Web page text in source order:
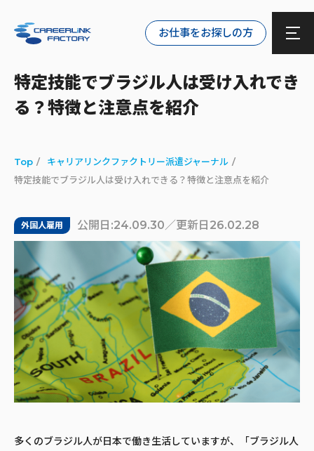
お仕事をお探しの方
特定技能でブラジル人は受け入れでき
る？特徴と注意点を紹介
Top
キャリアリンクファクトリー派遣ジャーナル
特定技能でブラジル人は受け入れできる？特徴と注意点を紹介
外国人雇用 公開日:24.09.30／更新日26.02.28
多くのブラジル人が日本で働き生活していますが、「ブラジル人